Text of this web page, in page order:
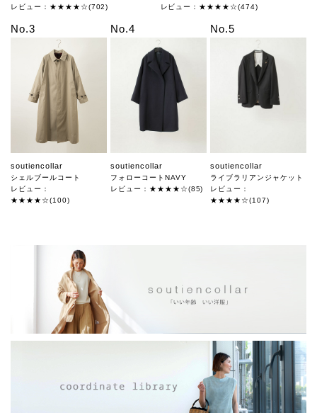
レビュー：★★★★☆(702)
レビュー：★★★★☆(474)
No.3
soutiencollar
シェルブールコート
レビュー：
★★★★☆(100)
No.4
soutiencollar
フォローコートNAVY
レビュー：★★★★☆(85)
No.5
soutiencollar
ライブラリアンジャケット
レビュー：
★★★★☆(107)